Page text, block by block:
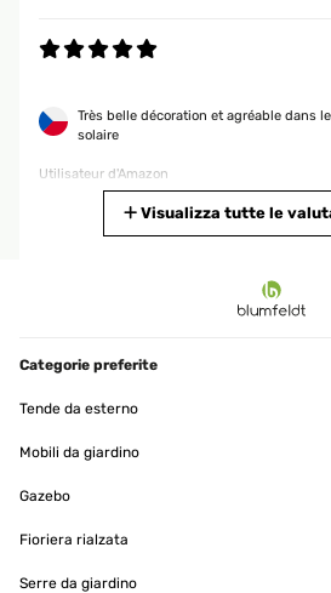
Très belle décoration et agréable dans
solaire
Utilisateur d'Amazon
Raumluft!
den Fotos. Solarpanel wirkt sehr
Visualizza tutte le
Categorie preferite
Tende da esterno
Mobili da giardino
Gazebo
Fioriera rialzata
Serre da giardino